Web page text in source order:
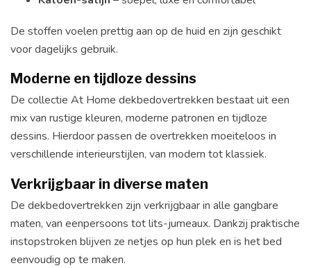
De stoffen voelen prettig aan op de huid en zijn geschikt
voor dagelijks gebruik.
Moderne en tijdloze dessins
De collectie At Home dekbedovertrekken bestaat uit een
mix van rustige kleuren, moderne patronen en tijdloze
dessins. Hierdoor passen de overtrekken moeiteloos in
verschillende interieurstijlen, van modern tot klassiek.
Verkrijgbaar in diverse maten
De dekbedovertrekken zijn verkrijgbaar in alle gangbare
maten, van eenpersoons tot lits-jumeaux. Dankzij praktische
instopstroken blijven ze netjes op hun plek en is het bed
eenvoudig op te maken.